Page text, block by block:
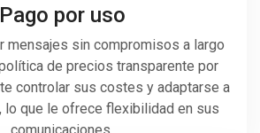
Pago por uso
mensajes sin compromisos a largo
de precios transparente por
controlar sus costes y adaptarse a
lo que le ofrece flexibilidad en sus